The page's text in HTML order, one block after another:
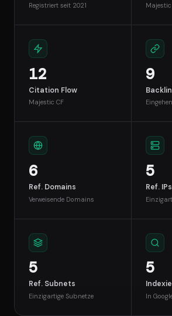
Registriert seit 2021 Majestic
12
Citation Flow
Majestic CF
9
6
Ref. Domains
Verweisende Domains
5
Ref. IPs
5
Ref. Subnets
Einzigartige Subnetze
5
In